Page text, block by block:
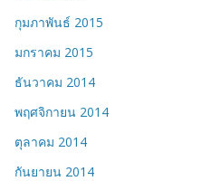
กุมภาพันธ์ 2015
มกราคม 2015
ธันวาคม 2014
พฤศจิกายน 2014
ตุลาคม 2014
กันยายน 2014